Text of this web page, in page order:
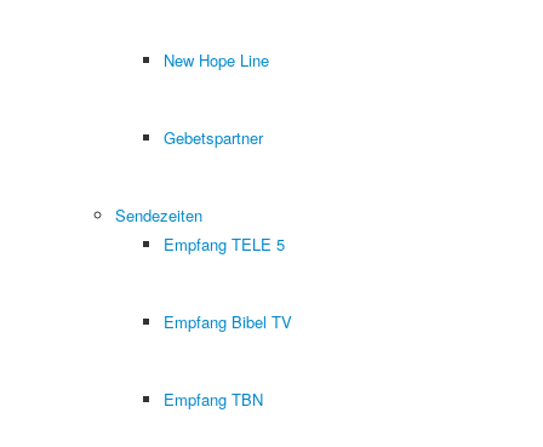
New Hope Line
Gebetspartner
Sendezeiten
Empfang TELE 5
Empfang Bibel TV
Empfang TBN